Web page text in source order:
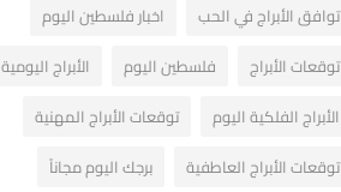
توافق الأبراج في الحب
اخبار فلسطين اليوم
توقعات الأبراج
فلسطين اليوم
الأبراج اليومية
الأبراج الفلكية اليوم
توقعات الأبراج المهنية
توقعات الأبراج العاطفية
برجك اليوم مجاناً